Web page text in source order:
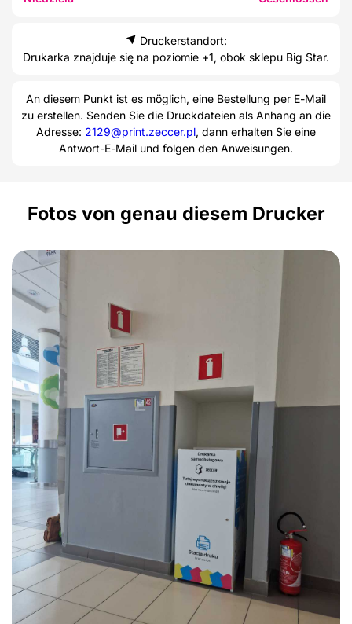
Druckerstandort:
Drukarka znajduje się na poziomie +1, obok sklepu Big Star.
An diesem Punkt ist es möglich, eine Bestellung per E-Mail
zu erstellen. Senden Sie die Druckdateien als Anhang an die
Adresse: 2129@print.zeccer.pl, dann erhalten Sie eine
Antwort-E-Mail und folgen den Anweisungen.
Fotos von genau diesem Drucker